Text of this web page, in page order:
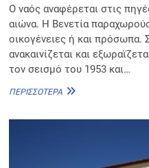
Ο ναός αναφέρεται στις
αιώνα. Η Βενετία
οικογένειες ή και πρόσωπα.
ανακαινίζεται και
τον σεισμό του 1953 και…
ΠΕΡΙΣΣΌΤΕΡΑ ΠΑΝΑΓΊΑ